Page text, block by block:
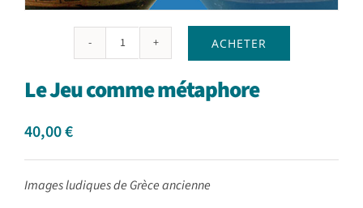
quantité
Le
ACHETER
Le Jeu comme métaphore
40,00€
Images ludiques de Grèce ancienne